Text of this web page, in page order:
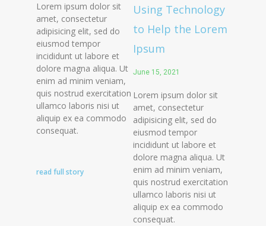
Lorem ipsum dolor sit
amet, consectetur
adipisicing elit, sed do
eiusmod tempor
incididunt ut labore et
dolore magna aliqua. Ut
enim ad minim veniam,
quis nostrud exercitation
ullamco laboris nisi ut
aliquip ex ea commodo
consequat.
read full story
Using Technology
to Help the Lorem
Ipsum
June 15, 2021
Lorem ipsum dolor sit
amet, consectetur
adipisicing elit, sed do
eiusmod tempor
incididunt ut labore et
dolore magna aliqua. Ut
enim ad minim veniam,
quis nostrud exercitation
ullamco laboris nisi ut
aliquip ex ea commodo
consequat.